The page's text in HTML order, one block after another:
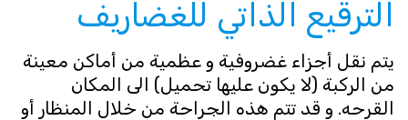
الترقيع الذاتي للغضاريف
يتم نقل أجزاء غضروفية و عظمية من أماكن معينة
من الركبة (لا يكون عليها تحميل) الى المكان
القرحه. و قد تتم هذه الجراحة من خلال المنظار أو